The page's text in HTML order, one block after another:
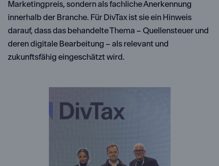
Marketingpreis, sondern als fachliche Anerkennung
innerhalb der Branche. Für DivTax ist sie ein Hinweis
darauf, dass das behandelte Thema – Quellensteuer und
deren digitale Bearbeitung – als relevant und
zukunftsfähig eingeschätzt wird.